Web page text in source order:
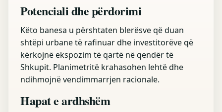
Potenciali dhe përdorimi
Këto banesa u përshtaten blerësve që duan
shtëpi urbane të rafinuar dhe investitorëve që
kërkojnë ekspozim të qartë në qendër të
Shkupit. Planimetritë krahasohen lehtë dhe
ndihmojnë vendimmarrjen racionale.
Hapat e ardhshëm